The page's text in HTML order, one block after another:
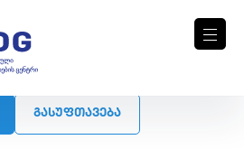
ᲒᲐᲡᲣᲤᲗᲐᲕᲔᲑᲐ